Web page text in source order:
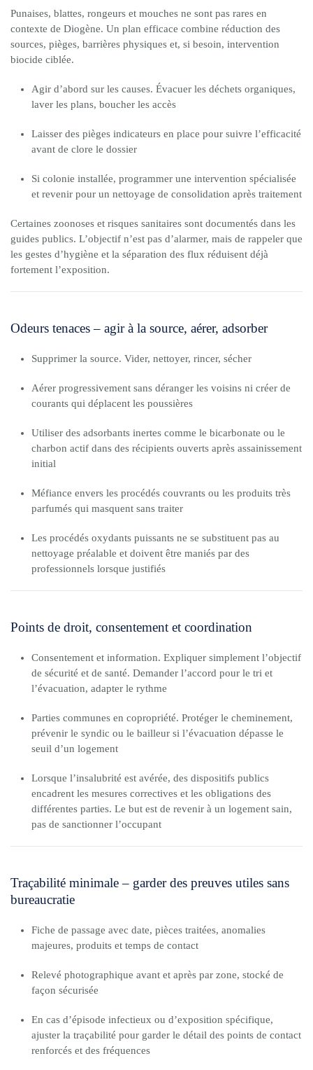
Punaises, blattes, rongeurs et mouches ne sont pas rares en
contexte de Diogène. Un plan efficace combine réduction des
sources, pièges, barrières physiques et, si besoin, intervention
biocide ciblée.
Agir d’abord sur les causes. Évacuer les déchets organiques,
laver les plans, boucher les accès
Laisser des pièges indicateurs en place pour suivre l’efficacité
avant de clore le dossier
Si colonie installée, programmer une intervention spécialisée
et revenir pour un nettoyage de consolidation après traitement
Certaines zoonoses et risques sanitaires sont documentés dans les
guides publics. L’objectif n’est pas d’alarmer, mais de rappeler que
les gestes d’hygiène et la séparation des flux réduisent déjà
fortement l’exposition.
Odeurs tenaces – agir à la source, aérer, adsorber
Supprimer la source. Vider, nettoyer, rincer, sécher
Aérer progressivement sans déranger les voisins ni créer de
courants qui déplacent les poussières
Utiliser des adsorbants inertes comme le bicarbonate ou le
charbon actif dans des récipients ouverts après assainissement
initial
Méfiance envers les procédés couvrants ou les produits très
parfumés qui masquent sans traiter
Les procédés oxydants puissants ne se substituent pas au
nettoyage préalable et doivent être maniés par des
professionnels lorsque justifiés
Points de droit, consentement et coordination
Consentement et information. Expliquer simplement l’objectif
de sécurité et de santé. Demander l’accord pour le tri et
l’évacuation, adapter le rythme
Parties communes en copropriété. Protéger le cheminement,
prévenir le syndic ou le bailleur si l’évacuation dépasse le
seuil d’un logement
Lorsque l’insalubrité est avérée, des dispositifs publics
encadrent les mesures correctives et les obligations des
différentes parties. Le but est de revenir à un logement sain,
pas de sanctionner l’occupant
Traçabilité minimale – garder des preuves utiles sans
bureaucratie
Fiche de passage avec date, pièces traitées, anomalies
majeures, produits et temps de contact
Relevé photographique avant et après par zone, stocké de
façon sécurisée
En cas d’épisode infectieux ou d’exposition spécifique,
ajuster la traçabilité pour garder le détail des points de contact
renforcés et des fréquences